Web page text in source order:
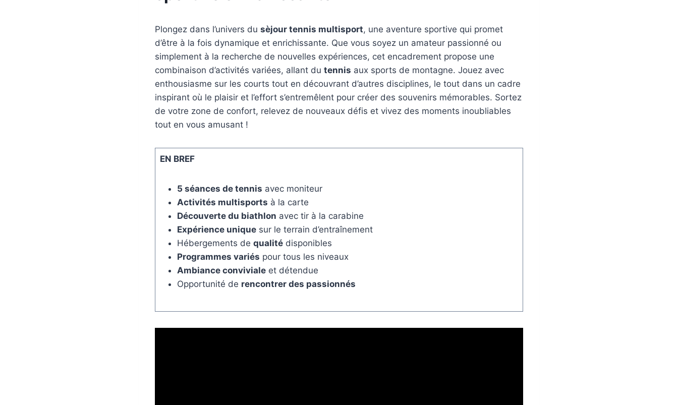
Plongez dans l’univers du sèjour tennis multisport, une aventure sportive qui promet
d’être à la fois dynamique et enrichissante. Que vous soyez un amateur passionné ou
simplement à la recherche de nouvelles expériences, cet encadrement propose une
combinaison d’activités variées, allant du tennis aux sports de montagne. Jouez avec
enthousiasme sur les courts tout en découvrant d’autres disciplines, le tout dans un cadre
inspirant où le plaisir et l’effort s’entremêlent pour créer des souvenirs mémorables. Sortez
de votre zone de confort, relevez de nouveaux défis et vivez des moments inoubliables
tout en vous amusant !
EN BREF
5 séances de tennis avec moniteur
Activités multisports à la carte
Découverte du biathlon avec tir à la carabine
Expérience uniquesur le terrain d’entraînement
Hébergements de qualitédisponibles
Programmes variés pour tous les niveaux
Ambiance convivialeet détendue
Opportunité de rencontrer des passionnés